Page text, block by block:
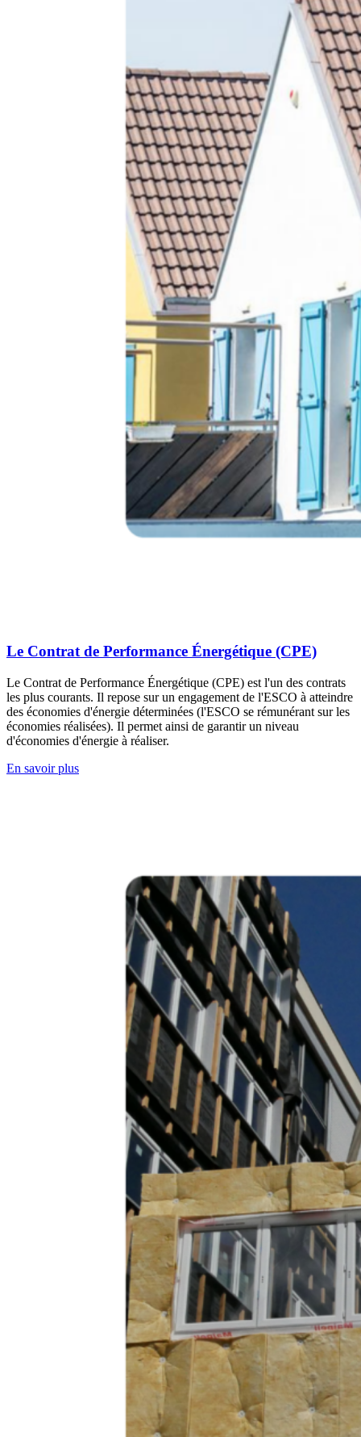
Le Contrat de Performance Énergétique (CPE)
Le Contrat de Performance Énergétique (CPE) est l'un des contrats
les plus courants. Il repose sur un engagement de l'ESCO à atteindre
des économies d'énergie déterminées (l'ESCO se rémunérant sur les
économies réalisées). Il permet ainsi de garantir un niveau
d'économies d'énergie à réaliser.
En savoir plus